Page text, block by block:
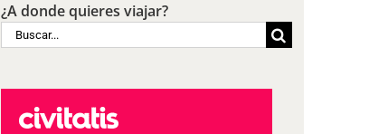
¿A donde quieres viajar?
Buscar: